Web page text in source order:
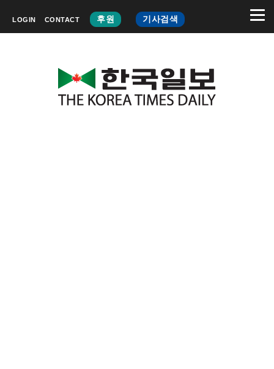
LOGIN CONTACT 후원 기사검색